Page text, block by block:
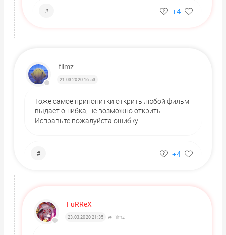
# +4
filmz
21.03.2020 16:53
Тоже самое припопитки открить любой фильм
выдает ошибка, не возможно открить.
Исправьте пожалуйста ошибку
# +4
FuRReX
23.03.2020 21:35 filmz